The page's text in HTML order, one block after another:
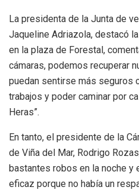
La presidenta de la Junta de
Jaqueline Adriazola, destacó
en la plaza de Forestal,
cámaras, podemos recuperar
puedan sentirse más seguros
trabajos y poder caminar por
Heras”.
En tanto, el presidente de la
de Viña del Mar, Rodrigo
bastantes robos en la noche y
eficaz porque no había un